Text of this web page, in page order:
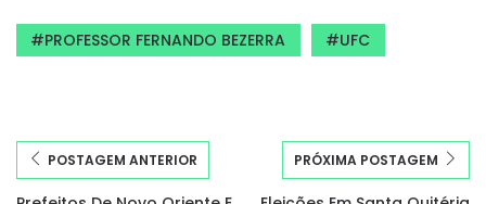
PROFESSOR FERNANDO BEZERRA UFC
POSTAGEM ANTERIOR PRÓXIMA POSTAGEM